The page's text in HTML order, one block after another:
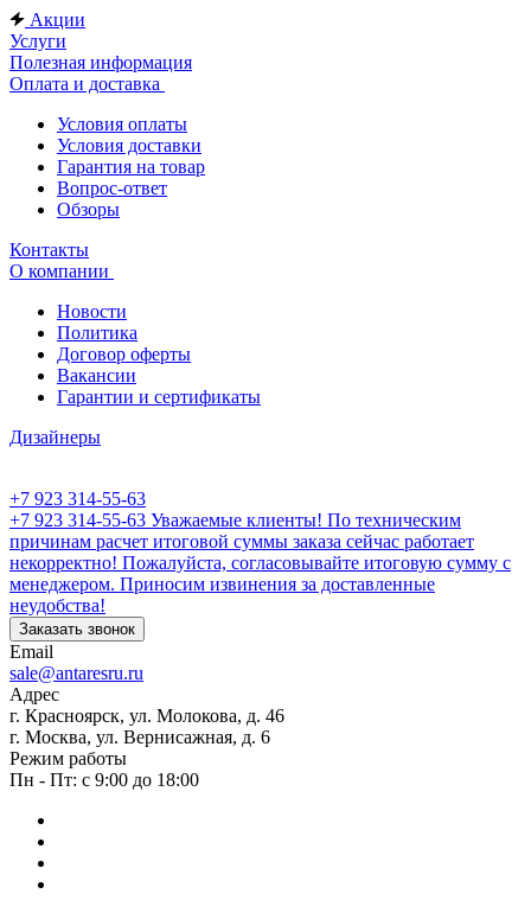
Акции
Услуги
Полезная информация
Оплата и доставка
Условия оплаты
Условия доставки
Гарантия на товар
Вопрос-ответ
Обзоры
Контакты
О компании
Новости
Политика
Договор оферты
Вакансии
Гарантии и сертификаты
Дизайнеры
+7 923 314-55-63
+7 923 314-55-63 Уважаемые клиенты! По техническим
причинам расчет итоговой суммы заказа сейчас работает
некорректно! Пожалуйста, согласовывайте итоговую сумму с
менеджером. Приносим извинения за доставленные
неудобства!
Заказать звонок
Email
sale@antaresru.ru
Адрес
г. Красноярск, ул. Молокова, д. 46
г. Москва, ул. Вернисажная, д. 6
Режим работы
Пн - Пт: с 9:00 до 18:00